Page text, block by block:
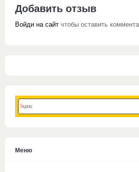
Добавить отзыв
Войди на сайт чтобы оставить
Меню